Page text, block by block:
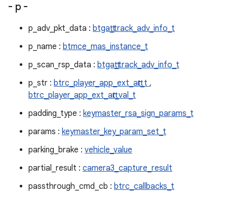
- p -
p_adv_pkt_data : btgatt_track_adv_info_t
p_name : btmce_mas_instance_t
p_scan_rsp_data : btgatt_track_adv_info_t
p_str : btrc_player_app_ext_attr_t ,
btrc_player_app_ext_attr_val_t
padding_type : keymaster_rsa_sign_params_t
params : keymaster_key_param_set_t
parking_brake : vehicle_value
partial_result : camera3_capture_result
passthrough_cmd_cb : btrc_callbacks_t